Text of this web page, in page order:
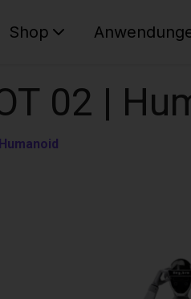
Shop
02 |
Humanoid